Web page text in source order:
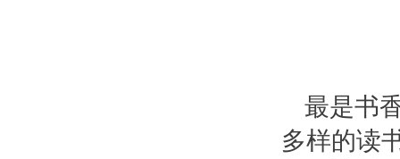
最是书
多样的读